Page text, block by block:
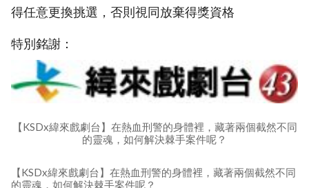
得任意更換挑選，否則視同放棄得獎資格
特別銘謝：
【KSDx緯來戲劇台】在熱血刑警的身體裡，藏著兩個截然不同
的靈魂，如何解決棘手案件呢？
【KSDx緯來戲劇台】在熱血刑警的身體裡，藏著兩個截然不同
的靈魂，如何解決棘手案件呢？